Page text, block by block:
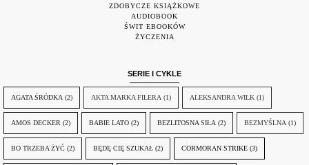
ZDOBYCZE KSIĄŻKOWE
AUDIOBOOK
ŚWIT EBOOKÓW
ŻYCZENIA
SERIE I CYKLE
AGATA ŚRÓDKA (2) AKTA MARKA FILERA (1) ALEKSANDRA WILK (1)
AMOS DECKER (2) BABIE LATO (2) BEZLITOSNA SIŁA (2) BEZMYŚLNA (1)
BO TRZEBA ŻYĆ (2) BĘDĘ CIĘ SZUKAŁ (2) CORMORAN STRIKE (3)